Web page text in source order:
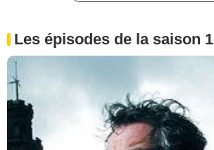
Les épisodes de la saison 1